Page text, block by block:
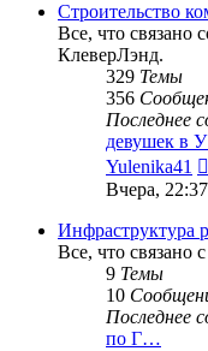
Строительство
Все, что связано
КлеверЛэнд.
329 Темы
356
Последнее
девушек в
Yulenika41
Вчера, 22:37
Инфраструктура
Все, что связано
9 Темы
10
Последнее
по Г…